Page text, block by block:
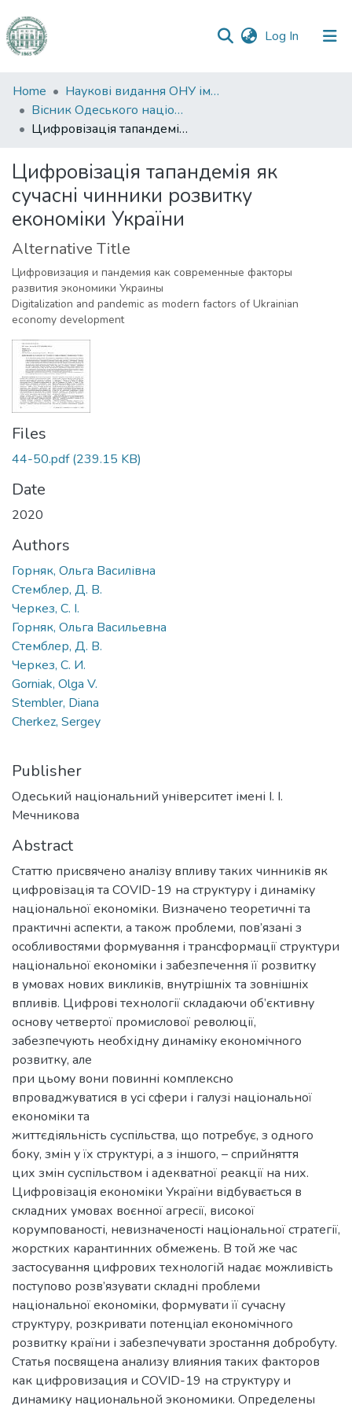
Log In (current)
Communities
&
Collections
Statistics
Home
Наукові видання ОНУ імені І. І. Мечникова
Вісник Одеського національного університету. Економіка
Цифровізація тапандемія як сучасні чинники розвитку економіки України
Цифровізація тапандемія як
сучасні чинники розвитку
економіки України
Alternative Title
Цифровизация и пандемия как современные факторы
развития экономики Украины
Digitalization and pandemic as modern factors of Ukrainian
economy development
Files
44-50.pdf(239.15 KB)
Date
2020
Authors
Горняк, Ольга Василівна
Стемблер, Д. В.
Черкез, С. І.
Горняк, Ольга Васильевна
Стемблер, Д. В.
Черкез, С. И.
Gorniak, Olga V.
Stembler, Diana
Cherkez, Sergey
Publisher
Одеський національний університет імені І. І.
Мечникова
Abstract
Статтю присвячено аналізу впливу таких чинників як
цифровізація та COVID-19 на структуру і динаміку
національної економіки. Визначено теоретичні та
практичні аспекти, а також проблеми, пов’язані з
особливостями формування і трансформації структури
національної економіки і забезпечення її розвитку
в умовах нових викликів, внутрішніх та зовнішніх
впливів. Цифрові технології складаючи об’єктивну
основу четвертої промислової революції,
забезпечують необхідну динаміку економічного
розвитку, але
при цьому вони повинні комплексно
впроваджуватися в усі сфери і галузі національної
економіки та
життєдіяльність суспільства, що потребує, з одного
боку, змін у їх структурі, а з іншого, – сприйняття
цих змін суспільством і адекватної реакції на них.
Цифровізація економіки України відбувається в
складних умовах воєнної агресії, високої
корумпованості, невизначеності національної стратегії,
жорстких карантинних обмежень. В той же час
застосування цифрових технологій надає можливість
поступово розв’язувати складні проблеми
національної економіки, формувати її сучасну
структуру, розкривати потенціал економічного
розвитку країни і забезпечувати зростання добробуту.
Статья посвящена анализу влияния таких факторов
как цифровизация и COVID-19 на структуру и
динамику национальной экономики. Определены